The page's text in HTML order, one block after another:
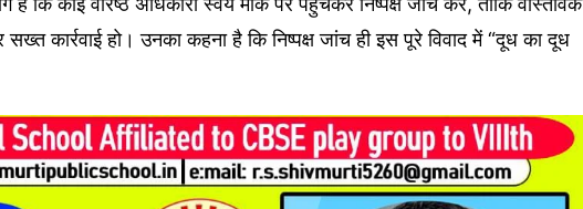
कार्रवाई हो। उनका कहना है कि निष्पक्ष जांच ही इस पूरे विवाद में “दूध का दूध